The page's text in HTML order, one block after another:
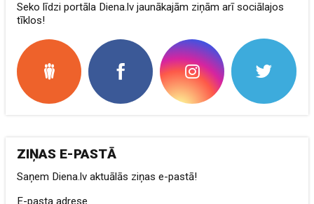
Seko līdzi portāla Diena.lv jaunākajām ziņām arī sociālajos
tīklos!
ZIŅAS E-PASTĀ
Saņem Diena.lv aktuālās ziņas e-pastā!
E-pasta adrese